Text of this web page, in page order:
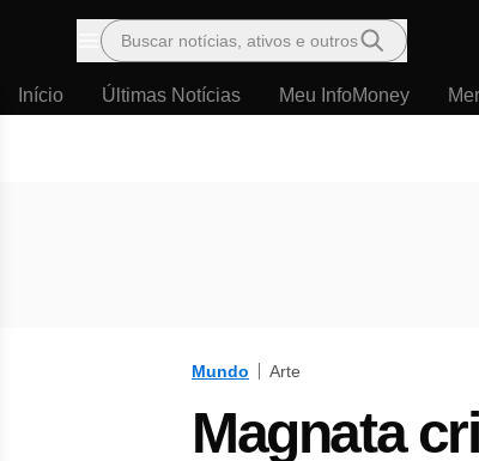
Menu
Buscar notícias, ativos e outros
Início Últimas Notícias Meu InfoMoney
Mundo Arte
Magnata